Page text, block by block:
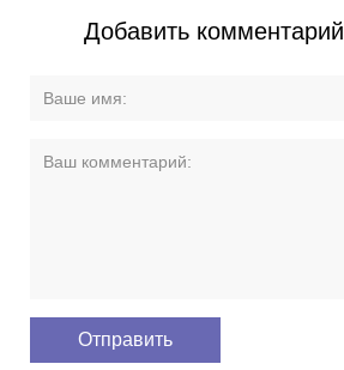
Добавить комментарий